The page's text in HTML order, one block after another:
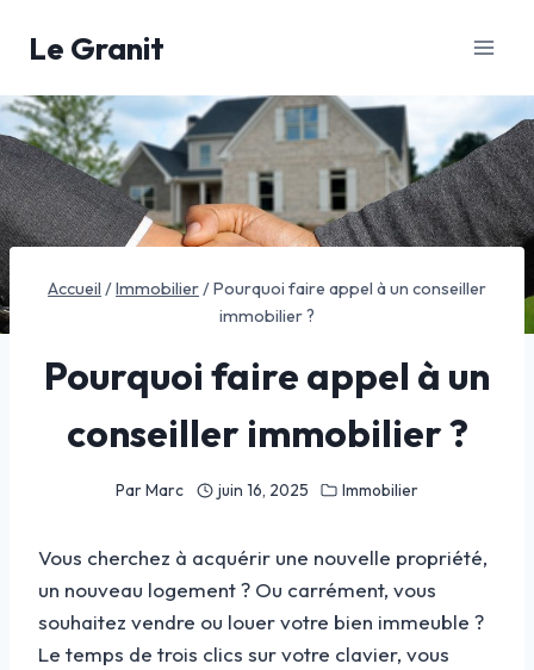
Le Granit
Accueil /Immobilier/Pourquoi faire appel à un conseiller
immobilier ?
Pourquoi faire appel à un
conseiller immobilier ?
ParMarc juin 16, 2025 Immobilier
Vous cherchez à acquérir une nouvelle propriété,
un nouveau logement ? Ou carrément, vous
souhaitez vendre ou louer votre bien immeuble ?
Le temps de trois clics sur votre clavier, vous